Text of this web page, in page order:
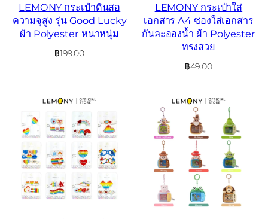
LEMONY กระเป๋าดินสอ
ความจุสูง รุ่น Good Lucky
ผ้า Polyester หนาหนุ่ม
฿199.00
LEMONY กระเป๋าใส่
เอกสาร A4 ซองใส่เอกสาร
กันละอองน้ำ ผ้า Polyester
ทรงสวย
฿49.00